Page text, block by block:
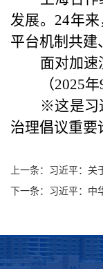
发展。 24年
平台机制共建
面对加速
（2025
※这是习
治理倡议重要
上一条： 习近平：关
下一条： 习近平：中